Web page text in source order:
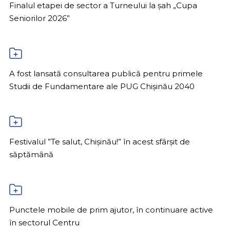
Finalul etapei de sector a Turneului la șah „Cupa
Seniorilor 2026”
A fost lansată consultarea publică pentru primele
Studii de Fundamentare ale PUG Chișinău 2040
Festivalul ”Te salut, Chișinău!” în acest sfârșit de
săptămână
Punctele mobile de prim ajutor, în continuare active
în sectorul Centru